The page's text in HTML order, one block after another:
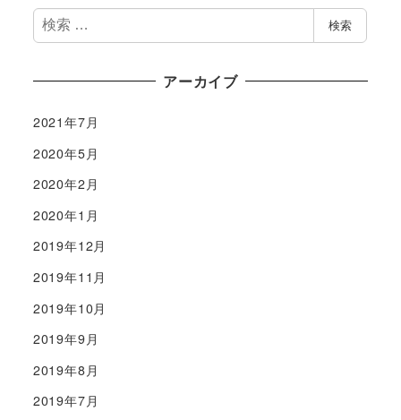
検
索
検索
アーカイブ
2021年7月
2020年5月
2020年2月
2020年1月
2019年12月
2019年11月
2019年10月
2019年9月
2019年8月
2019年7月